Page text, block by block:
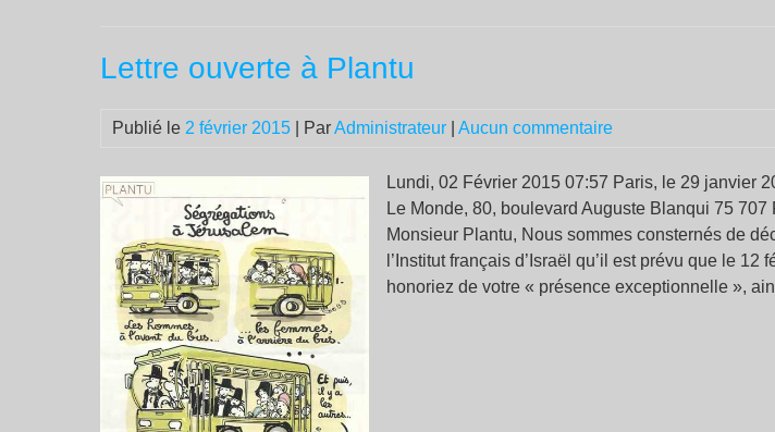
Lettre ouverte à Plantu
Publié le 2 février 2015 | ParAdministrateur Aucun commentaire
Lundi, 02 Février 2015 07:57 Paris, le 29 janvier
Le Monde, 80, boulevard Auguste Blanqui 75 707
Monsieur Plantu, Nous sommes consternés de
l’Institut français d’Israël qu’il est prévu que le 12
honoriez de votre « présence exceptionnelle »,